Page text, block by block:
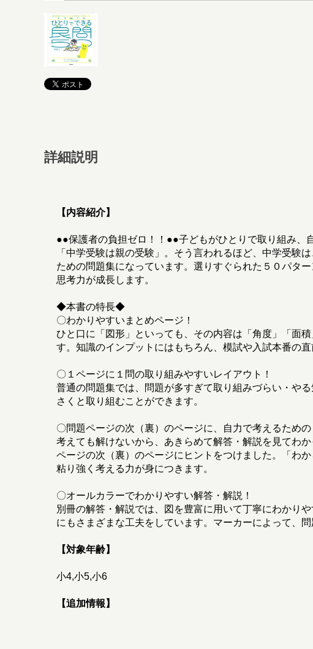
詳細説明
【内容紹介】
●●保護者の負担ゼロ！！●●子どもがひとりで取り組み、
「中学受験は親の受験」。そう言われるほど、中学受験
ための問題集になっています。選りすぐられた５０パタ
思考力が成長します。
◆本書の特長◆
〇わかりやすいまとめページ！
ひと口に「図形」といっても、その内容は「角度」「面
す。知識のインプットにはもちろん、模試や入試本番の直
〇１ページに１問の取り組みやすいレイアウト！
普通の問題集では、問題が多すぎて取り組みづらい・や
さくと取り組むことができます。
〇問題ページの次（裏）のページに、自力で考えるための
考えても解けないから、あきらめて解答・解説を見てわ
ページの次（裏）のページにヒントをつけました。「わ
粘り強く考える力が身につきます。
〇オールカラーでわかりやすい解答・解説！
別冊の解答・解説では、図を豊富に用いて丁寧にわかり
にもさまざまな工夫をしています。マーカーによって、
【対象年齢】
小4,小5,小6
【追加情報】